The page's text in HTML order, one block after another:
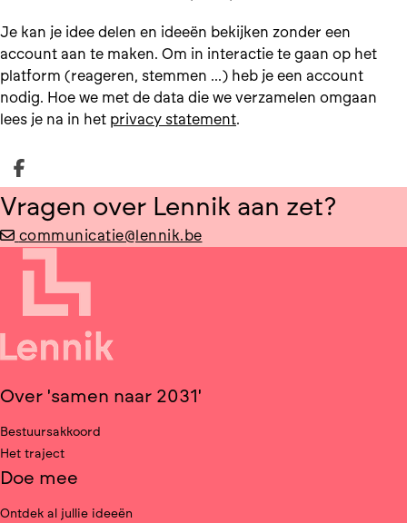
Je kan je idee delen en ideeën bekijken zonder een
account aan te maken. Om in interactie te gaan op het
platform (reageren, stemmen ...) heb je een account
nodig. Hoe we met de data die we verzamelen omgaan
lees je na in het privacy statement.
Deel op facebook
Vragen over Lennik aan zet?
communicatie@lennik.be
Over 'samen naar 2031'
Bestuursakkoord
Het traject
Doe mee
Ontdek al jullie ideeën